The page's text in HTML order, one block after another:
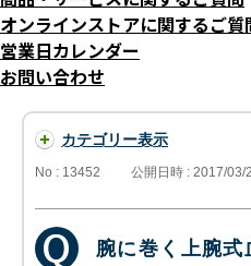
オンラインストアに関するご質
営業日カレンダー
お問い合わせ
カテゴリー表示
No : 13452 公開日時 : 2017/03/
腕に巻く上腕